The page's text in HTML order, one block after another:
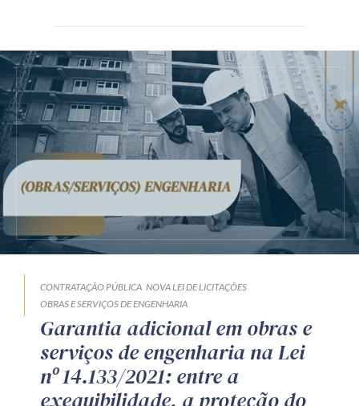
CONTRATAÇÃO PÚBLICA NOVA LEI DE LICITAÇÕES
OBRAS E SERVIÇOS DE ENGENHARIA
Garantia adicional em obras e
serviços de engenharia na Lei
nº 14.133/2021: entre a